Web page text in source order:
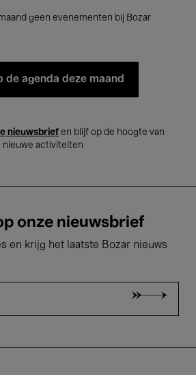
geen evenementen bij Bozar
de agenda deze maand
nieuwsbrief en blijf op de hoogte van
nieuwe activiteiten
onze nieuwsbrief
en krijg het laatste Bozar nieuws